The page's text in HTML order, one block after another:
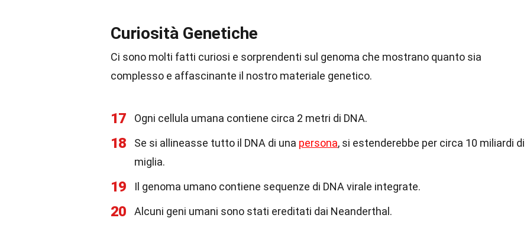
Curiosità Genetiche
Ci sono molti fatti curiosi e sorprendenti sul genoma che mostrano quanto sia
complesso e affascinante il nostro materiale genetico.
17 Ogni cellula umana contiene circa 2 metri di DNA.
18 Se si allineasse tutto il DNA di una persona, si estenderebbe per circa 10 miliardi di
miglia.
19 Il genoma umano contiene sequenze di DNA virale integrate.
20 Alcuni geni umani sono stati ereditati dai Neanderthal.